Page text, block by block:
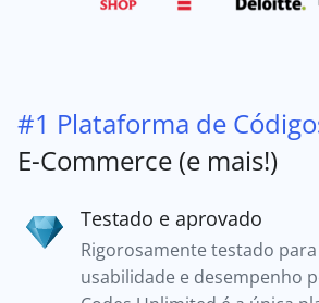
#1 Plataforma de
E-Commerce (e mais!)
Testado e aprovado
Rigorosamente testado
usabilidade e desempenho